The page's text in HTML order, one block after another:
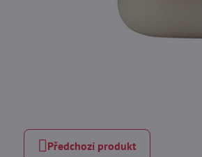
Předchozí produkt